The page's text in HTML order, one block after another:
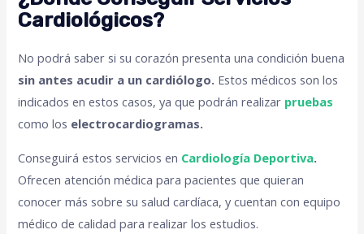
Cardiológicos?
No podrá saber si su corazón presenta una condición buena
sin antes acudir a un cardiólogo. Estos médicos son los
indicados en estos casos, ya que podrán realizar pruebas
como los electrocardiogramas.
Conseguirá estos servicios en Cardiología Deportiva.
Ofrecen atención médica para pacientes que quieran
conocer más sobre su salud cardíaca, y cuentan con equipo
médico de calidad para realizar los estudios.